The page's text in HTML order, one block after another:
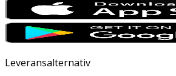
Leveransalternativ